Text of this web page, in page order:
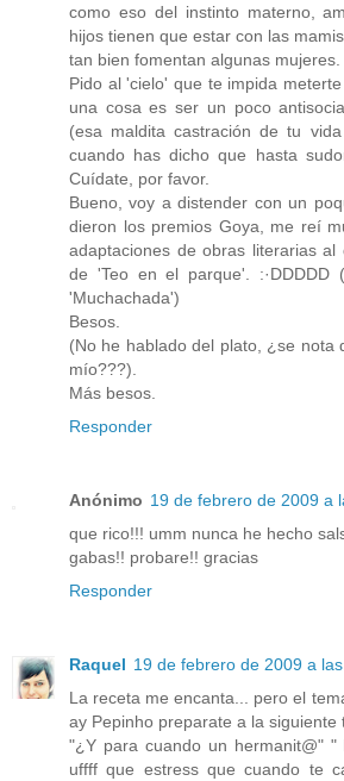
como eso del instinto materno,
hijos tienen que estar con las
tan bien fomentan algunas mujeres.
Pido al 'cielo' que te impida
una cosa es ser un poco
(esa maldita castración de tu
cuando has dicho que hasta
Cuídate, por favor.
Bueno, voy a distender con un
dieron los premios Goya, me reí
adaptaciones de obras literarias
de 'Teo en el parque'.
'Muchachada')
Besos.
(No he hablado del plato, ¿se nota
mío???).
Más besos.
Responder
Anónimo 19 de febrero de 2009 a
que rico!!! umm nunca he hecho
gabas!! probare!! gracias
Responder
Raquel 19 de febrero de 2009 a
La receta me encanta... pero el
ay Pepinho preparate a la
"¿Y para cuando un hermanit@" "
uffff que estress que cuando te